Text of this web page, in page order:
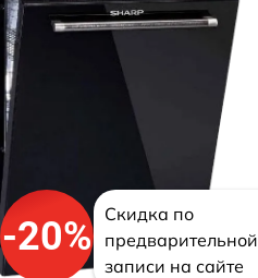
-20%
Скидка по
предварительной
записи на сайте